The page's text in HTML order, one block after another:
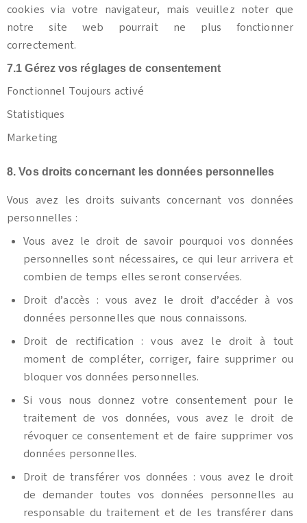
cookies via votre navigateur, mais veuillez noter que
notre site web pourrait ne plus fonctionner
correctement.
7.1 Gérez vos réglages de consentement
Fonctionnel Toujours activé
Statistiques
Marketing
8. Vos droits concernant les données personnelles
Vous avez les droits suivants concernant vos données
personnelles :
Vous avez le droit de savoir pourquoi vos données
personnelles sont nécessaires, ce qui leur arrivera et
combien de temps elles seront conservées.
Droit d’accès : vous avez le droit d’accéder à vos
données personnelles que nous connaissons.
Droit de rectification : vous avez le droit à tout
moment de compléter, corriger, faire supprimer ou
bloquer vos données personnelles.
Si vous nous donnez votre consentement pour le
traitement de vos données, vous avez le droit de
révoquer ce consentement et de faire supprimer vos
données personnelles.
Droit de transférer vos données : vous avez le droit
de demander toutes vos données personnelles au
responsable du traitement et de les transférer dans